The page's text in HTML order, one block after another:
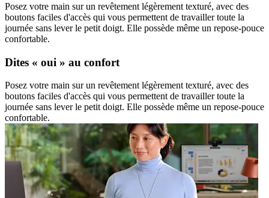
Posez votre main sur un revêtement légèrement texturé, avec des
boutons faciles d'accès qui vous permettent de travailler toute la
journée sans lever le petit doigt. Elle possède même un repose-pouce
confortable.
Dites « oui » au confort
Posez votre main sur un revêtement légèrement texturé, avec des
boutons faciles d'accès qui vous permettent de travailler toute la
journée sans lever le petit doigt. Elle possède même un repose-pouce
confortable.